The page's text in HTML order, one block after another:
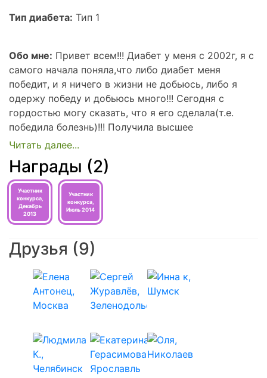
Тип диабета: Тип 1
Обо мне: Привет всем!!! Диабет у меня с 2002г, я с
самого начала поняла,что либо диабет меня
победит, и я ничего в жизни не добьюсь, либо я
одержу победу и добьюсь много!!! Сегодня с
гордостью могу сказать, что я его сделала(т.е.
победила болезнь)!!! Получила высшее
экономическое образование, работала в
кредитном отделе в банке. Вышла замуж, родила
двойню, сейчас с удовольствием сижу дома,
воспитываю сыночков!!!
Пишите, помогу чем смогу!!!
Награды (2)
Участник
конкурса,
Декабрь
2013
Участник
конкурса,
Июль 2014
Друзья (9)